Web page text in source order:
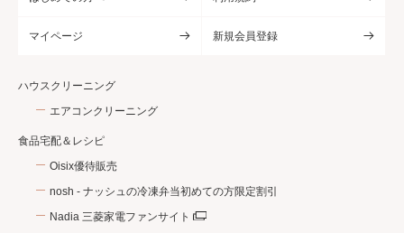
マイページ 新規会員登録
ハウスクリーニング
エアコンクリーニング
食品宅配＆レシピ
Oisix優待販売
nosh - ナッシュの冷凍弁当初めての方限定割引
Nadia 三菱家電ファンサイト